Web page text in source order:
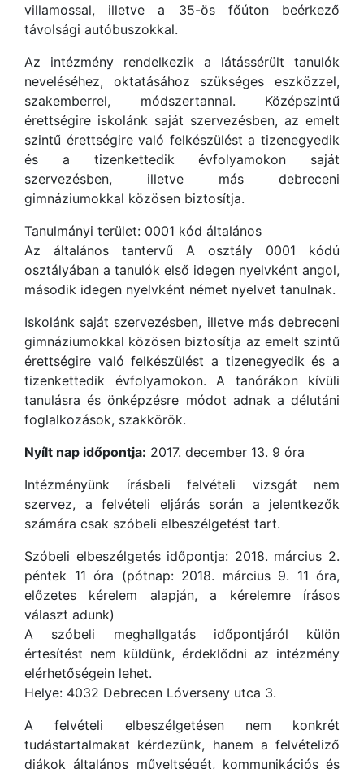
villamossal, illetve a 35-ös főúton beérkező
távolsági autóbuszokkal.
Az intézmény rendelkezik a látássérült tanulók
neveléséhez, oktatásához szükséges eszközzel,
szakemberrel, módszertannal. Középszintű
érettségire iskolánk saját szervezésben, az emelt
szintű érettségire való felkészülést a tizenegyedik
és a tizenkettedik évfolyamokon saját
szervezésben, illetve más debreceni
gimnáziumokkal közösen biztosítja.
Tanulmányi terület: 0001 kód általános
Az általános tantervű A osztály 0001 kódú
osztályában a tanulók első idegen nyelvként angol,
második idegen nyelvként német nyelvet tanulnak.
Iskolánk saját szervezésben, illetve más debreceni
gimnáziumokkal közösen biztosítja az emelt szintű
érettségire való felkészülést a tizenegyedik és a
tizenkettedik évfolyamokon. A tanórákon kívüli
tanulásra és önképzésre módot adnak a délutáni
foglalkozások, szakkörök.
Nyílt nap időpontja: 2017. december 13. 9 óra
Intézményünk írásbeli felvételi vizsgát nem
szervez, a felvételi eljárás során a jelentkezők
számára csak szóbeli elbeszélgetést tart.
Szóbeli elbeszélgetés időpontja: 2018. március 2.
péntek 11 óra (pótnap: 2018. március 9. 11 óra,
előzetes kérelem alapján, a kérelemre írásos
választ adunk)
A szóbeli meghallgatás időpontjáról külön
értesítést nem küldünk, érdeklődni az intézmény
elérhetőségein lehet.
Helye: 4032 Debrecen Lóverseny utca 3.
A felvételi elbeszélgetésen nem konkrét
tudástartalmakat kérdezünk, hanem a felvételiző
diákok általános műveltségét, kommunikációs és